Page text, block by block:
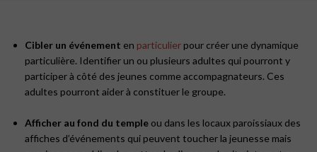
Cibler un événement en particulier pour créer une dynamique
particulière. Identifier un ou plusieurs adultes qui pourront y
participer à côté des jeunes comme accompagnateurs. Ces
adultes pourront aider à constituer le groupe.
Afficher au fond du temple ou dans les locaux paroissiaux des
affiches d’événements qui peuvent toucher la jeunesse mais